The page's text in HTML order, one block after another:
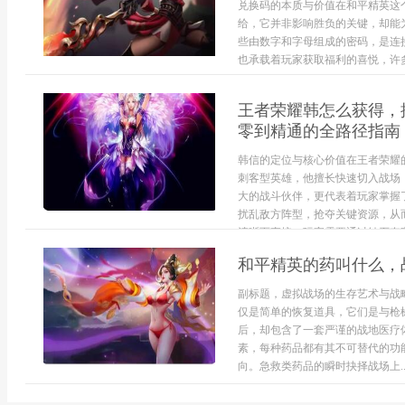
兑换码的本质与价值在和平精英
给，它并非影响胜负的关键，却
些由数字和字母组成的密码，是
也承载着玩家获取福利的喜悦，许
王者荣耀韩怎么获得
零到精通的全路径指南
韩信的定位与核心价值在王者荣
刺客型英雄，他擅长快速切入战
大的战斗伙伴，更代表着玩家掌
扰乱敌方阵型，抢夺关键资源，
清晰而直接，玩家需要通过钻石夺
和平精英的药叫什么
副标题，虚拟战场的生存艺术与
仅是简单的恢复道具，它们是与
后，却包含了一套严谨的战地医
素，每种药品都有其不可替代的
向。急救类药品的瞬时抉择战场上